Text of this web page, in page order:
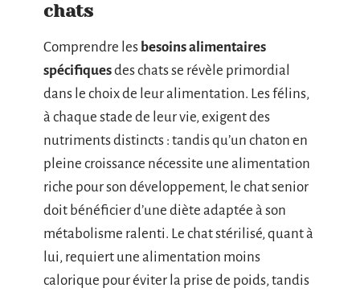
chats
Comprendre les besoins alimentaires
spécifiquesdes chats se révèle primordial
dans le choix de leur alimentation. Les félins,
à chaque stade de leur vie, exigent des
nutriments distincts : tandis qu’un chaton en
pleine croissance nécessite une alimentation
riche pour son développement, le chat senior
doit bénéficier d’une diète adaptée à son
métabolisme ralenti. Le chat stérilisé, quant à
lui, requiert une alimentation moins
calorique pour éviter la prise de poids, tandis